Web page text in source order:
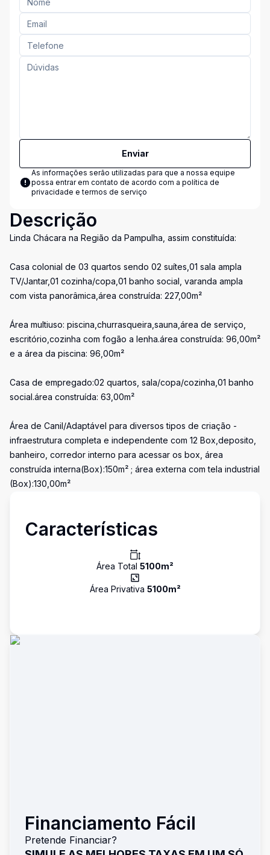
Enviar
As informações serão utilizadas para que a nossa equipe
possa entrar em contato de acordo com a política de
privacidade e termos de serviço
Descrição
Linda Chácara na Região da Pampulha, assim constituída:
Casa colonial de 03 quartos sendo 02 suítes,01 sala ampla
TV/Jantar,01 cozinha/copa,01 banho social, varanda ampla
com vista panorâmica,área construída: 227,00m²
Área multiuso: piscina,churrasqueira,sauna,área de serviço,
escritório,cozinha com fogão a lenha.área construída: 96,00m²
e a área da piscina: 96,00m²
Casa de empregado:02 quartos, sala/copa/cozinha,01 banho
social.área construída: 63,00m²
Área de Canil/Adaptável para diversos tipos de criação -
infraestrutura completa e independente com 12 Box,deposito,
banheiro, corredor interno para acessar os box, área
construída interna(Box):150m² ; área externa com tela industrial
(Box):130,00m²
Características
Área Total 5100m²
Área Privativa 5100m²
Financiamento Fácil
Pretende Financiar?